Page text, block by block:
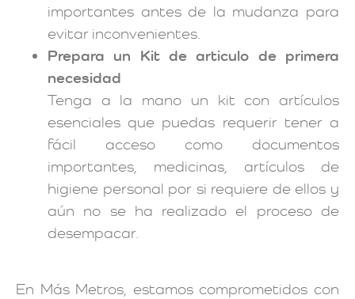
importantes antes de la mudanza para
evitar inconvenientes.
Prepara un Kit de articulo de primera
necesidad
Tenga a la mano un kit con artículos
esenciales que puedas requerir tener a
fácil acceso como documentos
importantes, medicinas, artículos de
higiene personal por si requiere de ellos y
aún no se ha realizado el proceso de
desempacar.
En Más Metros, estamos comprometidos con